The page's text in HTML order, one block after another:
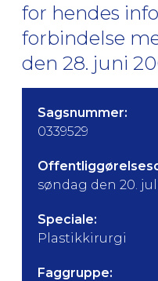
for hendes
forbindelse
den 28. juni
Sagsnummer:
0339529
søndag den 20.
Speciale:
Plastikkirurgi
Faggruppe: